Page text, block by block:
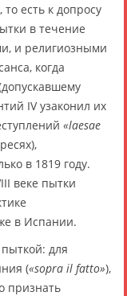
то есть к допросу
в течение
и религиозными
когда
IV узаконил их
«laesae
в 1819 году.
веке пытки
в Испании.
для
(«sopra il fatto»),
признать